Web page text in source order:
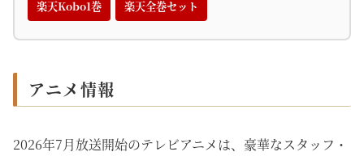
楽天Kobo1巻 楽天全巻セット
アニメ情報
2026年7月放送開始のテレビアニメは、豪華なスタッフ・